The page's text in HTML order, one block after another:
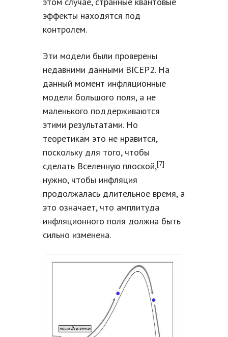
эффекты находятся под
контролем.
Эти модели были проверены
недавними данными BICEP2. На
данный момент инфляционные
модели большого поля, а не
маленького поддерживаются
этими результатами. Но
теоретикам это не нравится,
поскольку для того, чтобы
сделать Вселенную плоской,[7]
нужно, чтобы инфляция
продолжалась длительное время, а
это означает, что амплитуда
инфляционного поля должна быть
сильно изменена.